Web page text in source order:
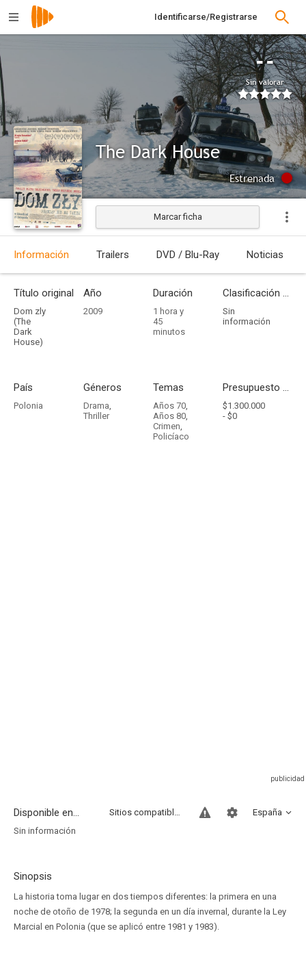
Identificarse/Registrarse
--
Sin valorar
The Dark House
Estrenada
Marcar ficha
Información Trailers DVD / Blu-Ray Noticias
Título original
Dom zly
(The
Dark
House)
Año
2009
Duración
1 hora y
45
minutos
Clasificación por edades
Sin
información
País
Polonia
Géneros
Drama,
Thriller
Temas
Años 70,
Años 80,
Crimen,
Policíaco
Presupuesto - Ingresos
$1.300.000
- $0
Disponible en... España
Sitios compatibles
Sin información
Sinopsis
La historia toma lugar en dos tiempos diferentes: la primera en una
noche de otoño de 1978; la segunda en un día invernal, durante la Ley
Marcial en Polonia (que se aplicó entre 1981 y 1983).